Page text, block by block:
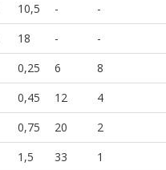
10,5 - -
18 - -
0,25 6 8
0,45 12 4
0,75 20 2
1,5 33 1